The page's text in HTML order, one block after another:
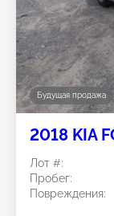
Будущая продажа
2018 KIA
Лот #:
Пробег:
Повреждения: